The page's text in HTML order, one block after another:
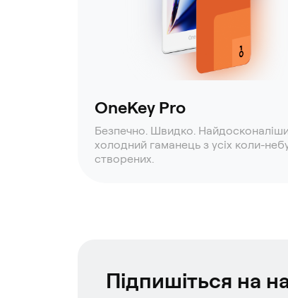
OneKey Pro
Безпечно. Швидко.
холодний гаманець з усіх коли-
створених.
Підпишіться на